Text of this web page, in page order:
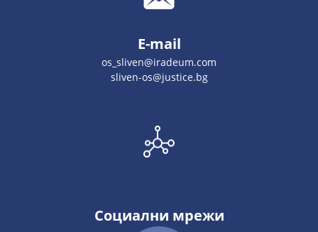
E-mail
os_sliven@iradeum.com
sliven-os@justice.bg
Социални мрежи